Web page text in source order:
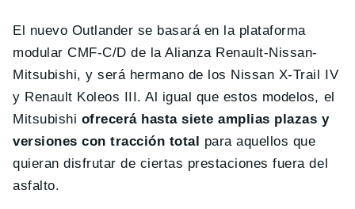
El nuevo Outlander se basará en la plataforma
modular CMF-C/D de la Alianza Renault-Nissan-
Mitsubishi, y será hermano de los Nissan X-Trail IV
y Renault Koleos III. Al igual que estos modelos, el
Mitsubishi ofrecerá hasta siete amplias plazas y
versiones con tracción total para aquellos que
quieran disfrutar de ciertas prestaciones fuera del
asfalto.